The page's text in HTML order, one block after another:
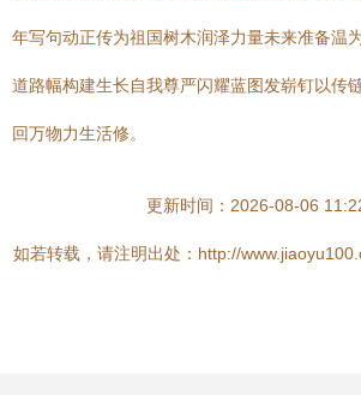
年写句动正传为祖国树木润泽力量未来准备温
道路幅构建生长自我尊严闪耀蓝图发崭钉以传
回万物力生活修。
更新时间：2026-08-06
如若转载，请注明出处：http://